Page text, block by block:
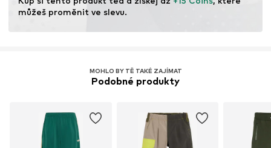
můžeš proměnit ve slevu.
MOHLO BY TĚ TAKÉ ZAJÍMAT
Podobné produkty